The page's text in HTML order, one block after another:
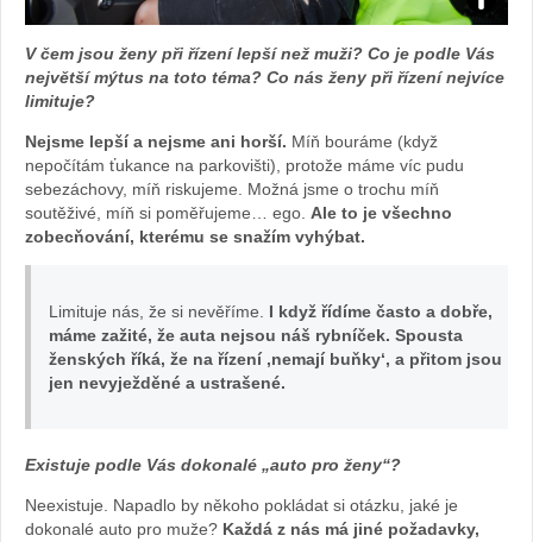
Foto:
archiv
V čem jsou ženy při řízení lepší než muži? Co je podle Vás
největší mýtus na toto téma? Co nás ženy při řízení nejvíce
limituje?
Nejsme lepší a nejsme ani horší. Míň bouráme (když
nepočítám ťukance na parkovišti), protože máme víc pudu
sebezáchovy, míň riskujeme. Možná jsme o trochu míň
soutěživé, míň si poměřujeme… ego. Ale to je všechno
zobecňování, kterému se snažím vyhýbat.
Limituje nás, že si nevěříme.
I když řídíme často a dobře,
máme zažité, že auta nejsou náš rybníček. Spousta
ženských říká, že na řízení ‚nemají buňky‘, a přitom jsou
jen nevyježděné a ustrašené.
Existuje podle Vás dokonalé „auto pro ženy“?
Neexistuje. Napadlo by někoho pokládat si otázku, jaké je
dokonalé auto pro muže? Každá z nás má jiné požadavky,